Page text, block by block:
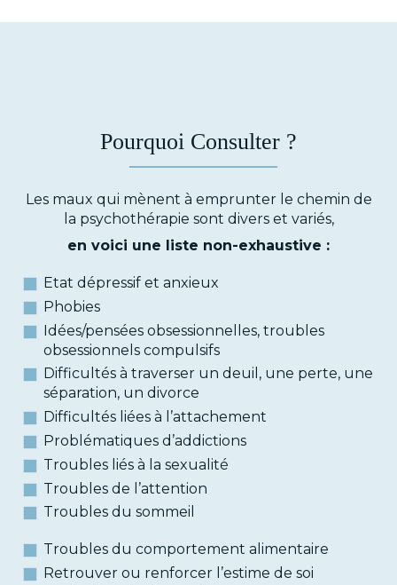
Pourquoi Consulter ?
Les maux qui mènent à emprunter le chemin de
la psychothérapie sont divers et variés,
en voici une liste non-exhaustive :
Etat dépressif et anxieux
Phobies
Idées/pensées obsessionnelles, troubles
obsessionnels compulsifs
Difficultés à traverser un deuil, une perte, une
séparation, un divorce
Difficultés liées à l’attachement
Problématiques d’addictions
Troubles liés à la sexualité
Troubles de l’attention
Troubles du sommeil
Troubles du comportement alimentaire
Retrouver ou renforcer l’estime de soi